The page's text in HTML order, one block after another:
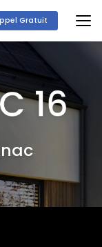
Gratuit